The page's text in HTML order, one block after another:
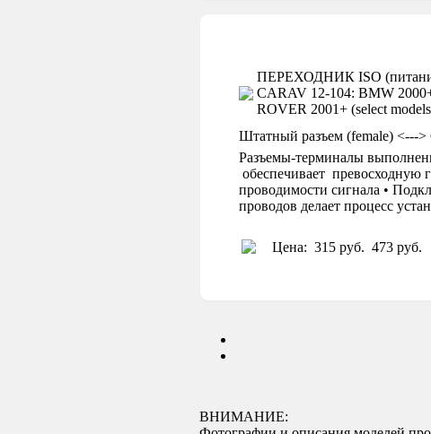
ПЕРЕХОДНИК ISO
CARAV 12-104: BMW
ROVER 2001+ (select
Штатный разъем (female) <---
Разъемы-терминалы
обеспечивает превосходную
проводимости сигнала •
проводов делает процесс
Цена: 315 руб. 473 руб.
ВНИМАНИЕ: